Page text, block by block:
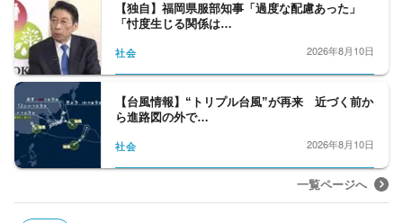
【独自】福岡県服部知事「過度な配慮あった」
「忖度生じる関係は…
社会 2026年8月10日
【台風情報】“トリプル台風”が再来 近づく前か
ら進路図の外で…
社会 2026年8月10日
一覧ページへ